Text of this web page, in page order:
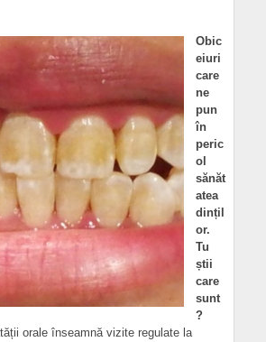
Obic
eiuri
care
ne
pun
în
peric
ol
sănăt
atea
dințil
or.
Tu
știi
care
sunt
?
orale înseamnă vizite regulate la